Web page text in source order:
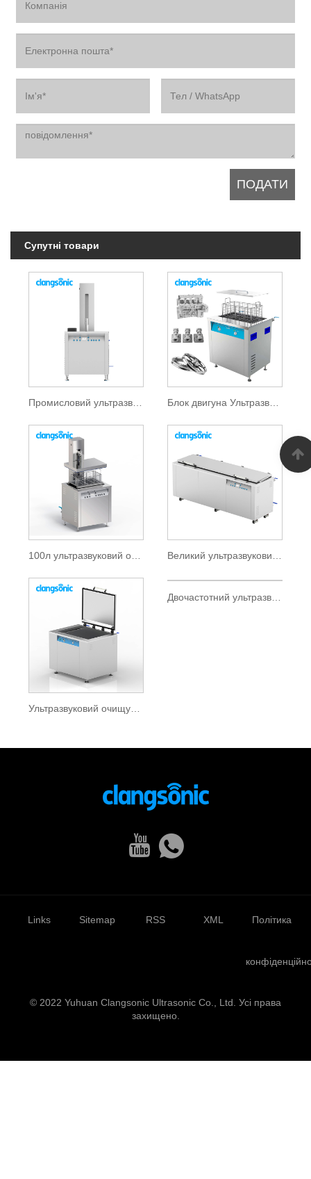
Супутні товари
Промисловий ультразвуковий очищувач Блок двигуна Ультразвуковий очищувач
100л ультразвуковий очищувач Великий ультразвуковий очищувач
Ультразвуковий очищувач 40 кГц
Links Sitemap RSS XML Політика
© 2022 Yuhuan Clangsonic Ultrasonic Co., Ltd. Усі права
захищено.